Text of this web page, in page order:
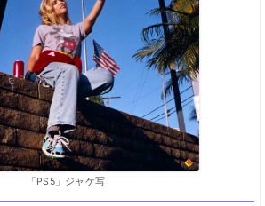
「PS5」ジャケ写